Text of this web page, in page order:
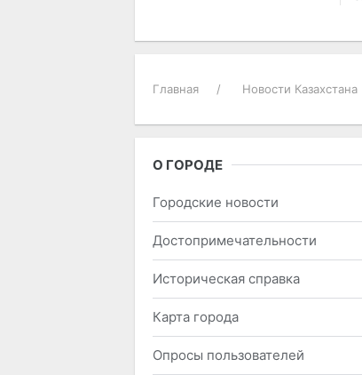
Главная Новости Казахстана
О ГОРОДЕ
Городские новости
Достопримечательности
Историческая справка
Карта города
Опросы пользователей